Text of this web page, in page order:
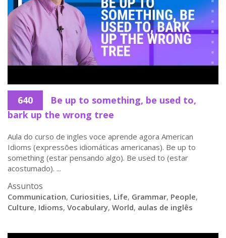
640
Be up to something, be used to,
bark up the wrong tree
Aula do curso de ingles voce aprende agora American
Idioms (expressões idiomáticas americanas). Be up to
something (estar pensando algo). Be used to (estar
acostumado). ...
Assuntos
Communication, Curiosities, Life, Grammar, People,
Culture, Idioms, Vocabulary, World, aulas de inglês